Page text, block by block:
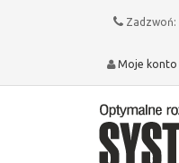
Zadzwoń:
Moje konto